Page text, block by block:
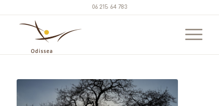
06 215 64 783